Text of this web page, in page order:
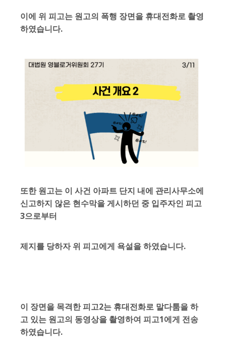
이에 위 피고는 원고의 폭행 장면을 휴대전화로 촬영
하였습니다.
또한 원고는 이 사건 아파트 단지 내에 관리사무소에
신고하지 않은 현수막을 게시하던 중 입주자인 피고
3으로부터
제지를 당하자 위 피고에게 욕설을 하였습니다.
이 장면을 목격한 피고2는 휴대전화로 말다툼을 하
고 있는 원고의 동영상을 촬영하여 피고1에게 전송
하였습니다.